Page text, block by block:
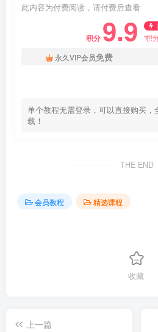
此内容为付费阅读，请付费后查看
积分 9.9 积
永久VIP会员免费
单个教程无需登录，可以直接购买
载！
THE END
会员教程 精选课程
收藏
上一篇